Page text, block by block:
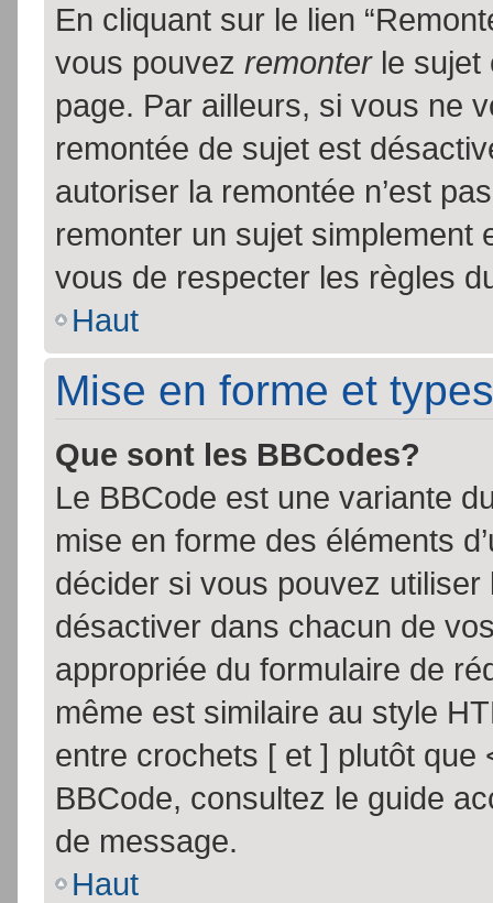
En cliquant sur le lien
vous pouvez remonterle sujet
page. Par ailleurs, si vous ne
remontée de sujet est
autoriser la remontée n’est
remonter un sujet simplement
vous de respecter les règles
Haut
Mise en forme et
Que sont les BBCodes?
Le BBCode est une variante
mise en forme des éléments
décider si vous pouvez
désactiver dans chacun de
appropriée du formulaire de
même est similaire au style
entre crochets [ et ] plutôt que
BBCode, consultez le guide
de message.
Haut